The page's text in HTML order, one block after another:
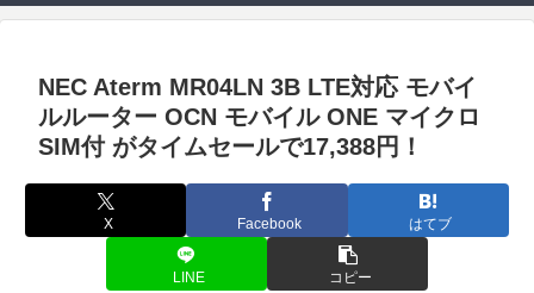
NEC Aterm MR04LN 3B LTE対応 モバイ
ルルーター OCN モバイル ONE マイクロ
SIM付 がタイムセールで17,388円！
X Facebook はてブ
LINE コピー